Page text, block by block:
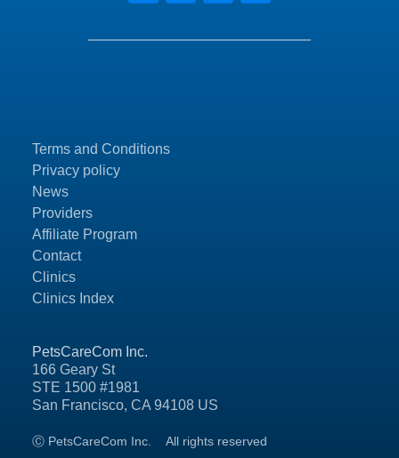
PetsCareCom Inc.
166 Geary St
STE 1500 #1981
San Francisco, CA 94108 US
Ⓒ PetsCareCom Inc. All rights reserved
Terms and Conditions
Privacy policy
News
Providers
Affiliate Program
Contact
Clinics
Clinics Index